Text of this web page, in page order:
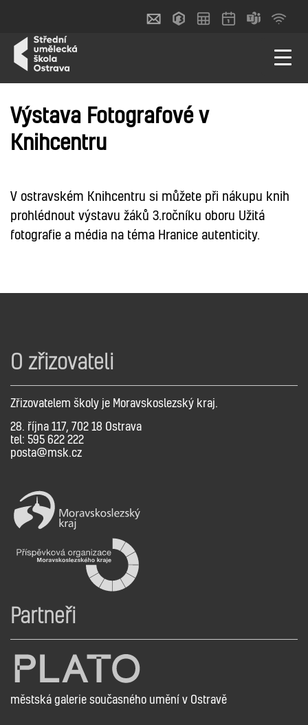
Výstava Fotografové v
Knihcentru
V ostravském Knihcentru si můžete při nákupu knih
prohlédnout výstavu žáků 3.ročníku oboru Užitá
fotografie a média na téma Hranice autenticity.
O zřizovateli
Zřizovatelem školy je Moravskoslezský kraj.
28. října 117, 702 18 Ostrava
tel: 595 622 222
posta@msk.cz
Partneři
městská galerie současného umění v Ostravě